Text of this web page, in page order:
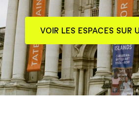
VOIR LES ESPACES SUR